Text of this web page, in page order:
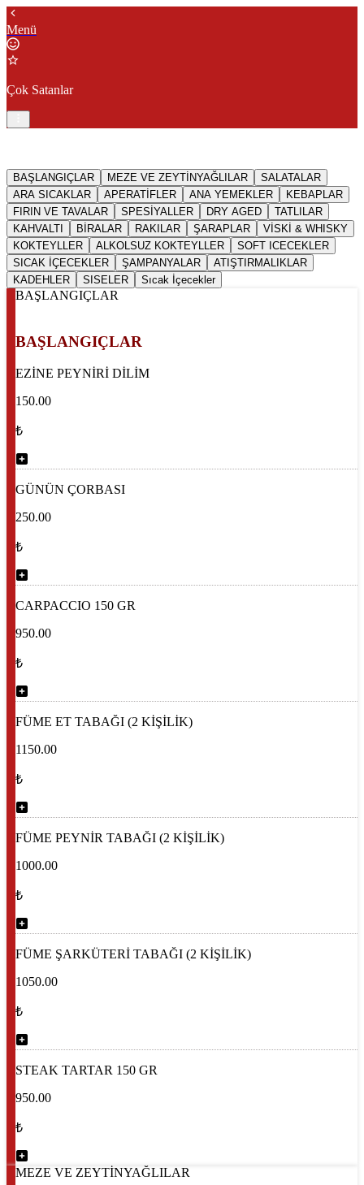
Menü
Çok Satanlar
BAŞLANGIÇLAR MEZE VE ZEYTİNYAĞLILAR
SALATALAR
ARA SICAKLAR
APERATİFLER ANA YEMEKLER
KEBAPLAR
FIRIN VE TAVALAR
SPESİYALLER DRY AGED
TATLILAR
KAHVALTI
BİRALAR RAKILAR ŞARAPLAR
VİSKİ & WHISKY
KOKTEYLLER
ALKOLSUZ KOKTEYLLER
SOFT ICECEKLER
SICAK İÇECEKLER
ŞAMPANYALAR
ATIŞTIRMALIKLAR
KADEHLER
SISELER Sıcak İçecekler
BAŞLANGIÇLAR
BAŞLANGIÇLAR
EZİNE PEYNİRİ DİLİM
150.00
₺
GÜNÜN ÇORBASI
250.00
₺
CARPACCIO 150 GR
950.00
₺
FÜME ET TABAĞI (2 KİŞİLİK)
1150.00
₺
FÜME PEYNİR TABAĞI (2 KİŞİLİK)
1000.00
₺
FÜME ŞARKÜTERİ TABAĞI (2 KİŞİLİK)
1050.00
₺
STEAK TARTAR 150 GR
950.00
₺
MEZE VE ZEYTİNYAĞLILAR